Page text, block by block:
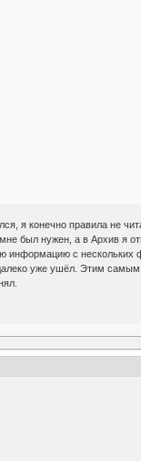
я конечно правила не
был нужен, а в Архив я
с нескольких
уже ушёл. Этим